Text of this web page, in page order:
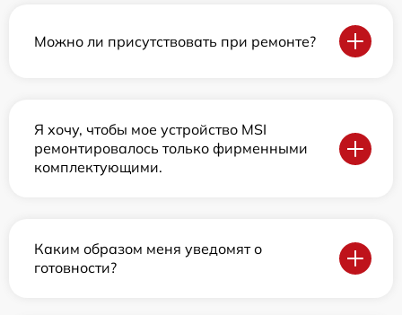
Можно ли присутствовать при ремонте?
Я хочу, чтобы мое устройство MSI
ремонтировалось только фирменными
комплектующими.
Каким образом меня уведомят о
готовности?